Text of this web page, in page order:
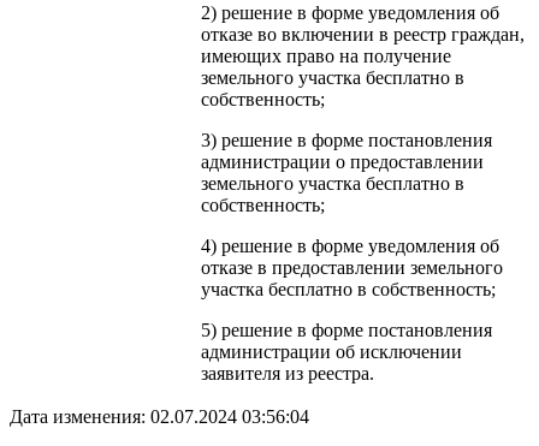
2) решение в форме уведомления об
отказе во включении в реестр граждан,
имеющих право на получение
земельного участка бесплатно в
собственность;
3) решение в форме постановления
администрации о предоставлении
земельного участка бесплатно в
собственность;
4) решение в форме уведомления об
отказе в предоставлении земельного
участка бесплатно в собственность;
5) решение в форме постановления
администрации об исключении
заявителя из реестра.
Дата изменения: 02.07.2024 03:56:04